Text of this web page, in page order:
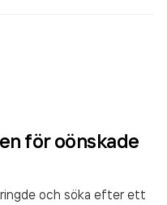
för oönskade
och söka efter ett